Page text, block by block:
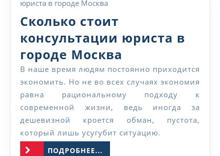
Сколько стоит
консультации юриста в
городе Москва
стоит
консультации
юриста
в
городе
В наше время людям постоянно приходится
экономить. Но не во всех случаях экономия
равна рациональному подходу к
современной жизни, ведь иногда за
дешевизной кроется обман, пустота,
который лишь усугубит ситуацию.
ПОДРОБНЕЕ...